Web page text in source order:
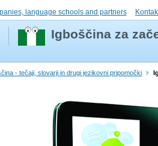
language schools and partners
Igboščina za
- tečaji, slovarji in drugi jezikovni pripomočki